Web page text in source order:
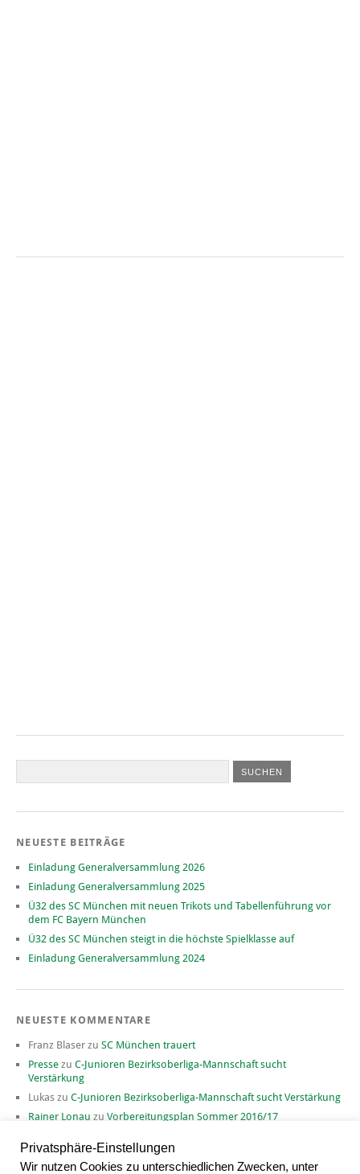
NEUESTE BEITRÄGE
Einladung Generalversammlung 2026
Einladung Generalversammlung 2025
Ü32 des SC München mit neuen Trikots und Tabellenführung vor
dem FC Bayern München
Ü32 des SC München steigt in die höchste Spielklasse auf
Einladung Generalversammlung 2024
NEUESTE KOMMENTARE
Franz Blaser zu SC München trauert
Presse zu C-Junioren Bezirksoberliga-Mannschaft sucht
Verstärkung
Lukas zu C-Junioren Bezirksoberliga-Mannschaft sucht Verstärkung
Rainer Lonau zu Vorbereitungsplan Sommer 2016/17
Privatsphäre-Einstellungen
Wir nutzen Cookies zu unterschiedlichen Zwecken, unter